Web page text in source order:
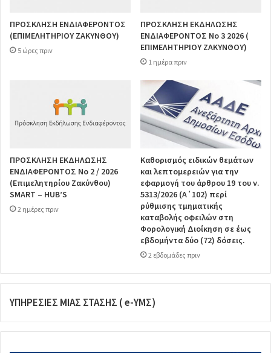
ΠΡΟΣΚΛΗΣΗ ΕΝΔΙΑΦΕΡΟΝΤΟΣ
(ΕΠΙΜΕΛΗΤΗΡΙΟΥ ΖΑΚΥΝΘΟΥ)
5 ώρες πριν
ΠΡΟΣΚΛΗΣΗ ΕΚΔΗΛΩΣΗΣ
ΕΝΔΙΑΦΕΡΟΝΤΟΣ Νο 3 2026 (
ΕΠΙΜΕΛΗΤΗΡΙΟΥ ΖΑΚΥΝΘΟΥ)
1 ημέρα πριν
ΠΡΟΣΚΛΗΣΗ ΕΚΔΗΛΩΣΗΣ
ΕΝΔΙΑΦΕΡΟΝΤΟΣ Νο 2 / 2026
(Επιμελητηρίου Ζακύνθου)
SMART – HUB’S
2 ημέρες πριν
Καθορισμός ειδικών θεμάτων
και λεπτομερειών για την
εφαρμογή του άρθρου 19 του ν.
5313/2026 (Α΄102) περί
ρύθμισης τμηματικής
καταβολής οφειλών στη
Φορολογική Διοίκηση σε έως
εβδομήντα δύο (72) δόσεις.
2 εβδομάδες πριν
ΥΠΗΡΕΣΙΕΣ ΜΙΑΣ ΣΤΑΣΗΣ ( e-ΥΜΣ)